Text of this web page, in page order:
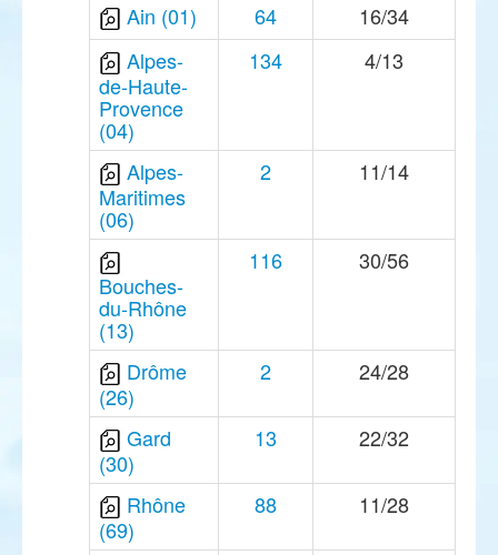
Ain (01) 64
16/34
Alpes-
de-Haute-
Provence
(04)
134 4/13
Alpes-
Maritimes
(06)
2 11/14
Bouches-
du-Rhône
(13)
116 30/56
Drôme
(26)
2 24/28
Gard
(30)
13 22/32
Rhône
(69)
88 11/28